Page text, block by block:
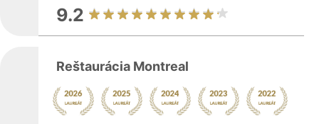
9.2
Reštaurácia Montreal